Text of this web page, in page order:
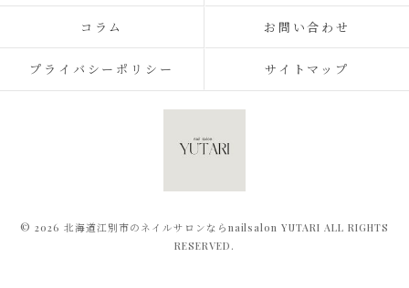
コラム お問い合わせ
プライバシーポリシー サイトマップ
© 2026 北海道江別市のネイルサロンならnailsalon YUTARI ALL RIGHTS
RESERVED.